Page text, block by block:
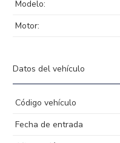
Modelo:
Motor:
Datos del vehículo
Código vehículo
Fecha de entrada